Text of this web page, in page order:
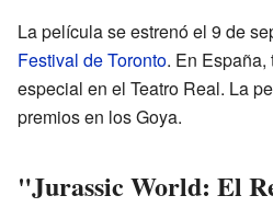
La película se estrenó el 9 de
Festival de Toronto. En
especial en el Teatro Real. La
premios en los Goya.
"Jurassic World: El